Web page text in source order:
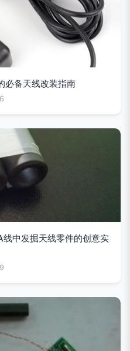
必备天线改装指南
中发掘天线零件的创意实